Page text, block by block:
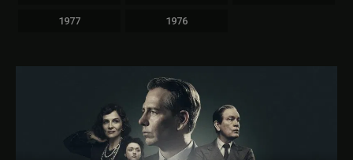
1977 1976